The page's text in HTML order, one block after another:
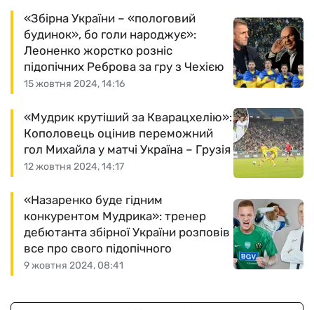
15 жовтня 2024, 14:16
«Збірна України – «пологовий
будинок», бо голи народжує»:
Леоненко жорстко розніс
підопічних Реброва за гру з Чехією
12 жовтня 2024, 14:17
«Мудрик крутіший за Кварацхелію»:
Кополовець оцінив переможний
гол Михайла у матчі Україна – Грузія
9 жовтня 2024, 08:41
«Назаренко буде гідним
конкурентом Мудрика»: тренер
дебютанта збірної України розповів
все про свого підопічного